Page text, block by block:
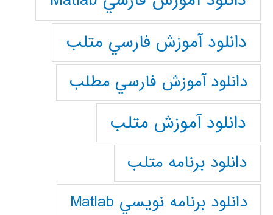
دانلود آموزش فارسي متلب
دانلود آموزش فارسي مطلب
دانلود آموزش متلب
دانلود برنامه متلب
دانلود برنامه نويسي Matlab